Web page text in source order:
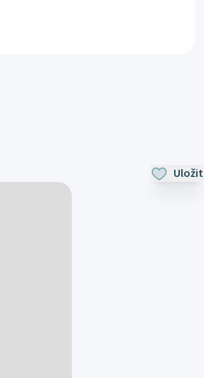
Uložit